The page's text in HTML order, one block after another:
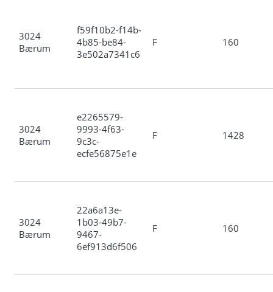
3024
Bærum
f59f10b2-f14b-
4b85-be84-
3e502a7341c6
F 160
3024
Bærum
e2265579-
9993-4f63-
9c3c-
ecfe56875e1e
F 1428
3024
Bærum
22a6a13e-
1b03-49b7-
9467-
6ef913d6f506
F 160